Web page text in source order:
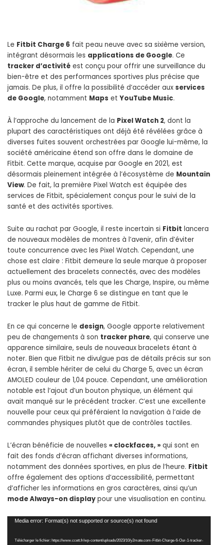
Le Fitbit Charge 6 fait peau neuve avec sa sixième version,
intégrant désormais les applications de Google. Ce
tracker d’activité est conçu pour offrir une surveillance du
bien-être et des performances sportives plus précise que
jamais. De plus, il offre la possibilité d’accéder aux services
de Google, notamment Maps et YouTube Music.
À l’approche du lancement de la Pixel Watch 2, dont la
plupart des caractéristiques ont déjà été révélées grâce à
diverses fuites souvent orchestrées par Google lui-même, la
société américaine étend son offre dans le domaine de
Fitbit. Cette marque, acquise par Google en 2021, est
désormais pleinement intégrée à l’écosystème de Mountain
View. De fait, la première Pixel Watch est équipée des
services de Fitbit, spécialement conçus pour le suivi de la
santé et des activités sportives.
Suite au rachat par Google, il reste incertain si Fitbit lancera
de nouveaux modèles de montres à l’avenir, afin d’éviter
toute concurrence avec les Pixel Watch. Cependant, une
chose est claire : Fitbit demeure la seule marque à proposer
actuellement des bracelets connectés, avec des modèles
plus ou moins avancés, tels que les Charge, Inspire, ou même
Luxe. Parmi eux, le Charge 6 se distingue en tant que le
tracker le plus haut de gamme de Fitbit.
En ce qui concerne le design, Google apporte relativement
peu de changements à son tracker phare, qui conserve une
apparence similaire, seuls de nouveaux bracelets étant à
noter. Bien que Fitbit ne divulgue pas de détails précis sur son
écran, il semble hériter de celui du Charge 5, avec un écran
AMOLED couleur de 1,04 pouce. Cependant, une amélioration
notable est l’ajout d’un bouton physique, un élément qui
avait manqué sur le précédent tracker. C’est une excellente
nouvelle pour ceux qui préféraient la navigation à l’aide de
commandes physiques plutôt que de contrôles tactiles.
L’écran bénéficie de nouvelles « clockfaces, » qui sont en
fait des fonds d’écran affichant diverses informations,
notamment des données sportives, en plus de l’heure. Fitbit
offre également des options d’accessibilité, permettant
d’afficher les informations en gros caractères, ainsi qu’un
mode Always-on displaypour une visualisation en continu.
Lecteur
Media error: Format(s) not supported or source(s) not found
Télécharger le fichier: https://www.ccett.fr/wp-content/uploads/2023/10/y2mate.com-Fitbit-Charge-6-Our-1-tracker-